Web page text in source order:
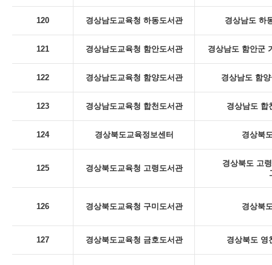
120 경상남도교육청 하동도서관 경상남도 하
121 경상남도교육청 함안도서관 경상남도 함안군
122 경상남도교육청 함양도서관 경상남도 함
123 경상남도교육청 합천도서관 경상남도 합
124 경상북도교육정보센터 경상북
125 경상북도교육청 고령도서관
경상북도 고
126 경상북도교육청 구미도서관 경상북
127 경상북도교육청 금호도서관 경상북도 영